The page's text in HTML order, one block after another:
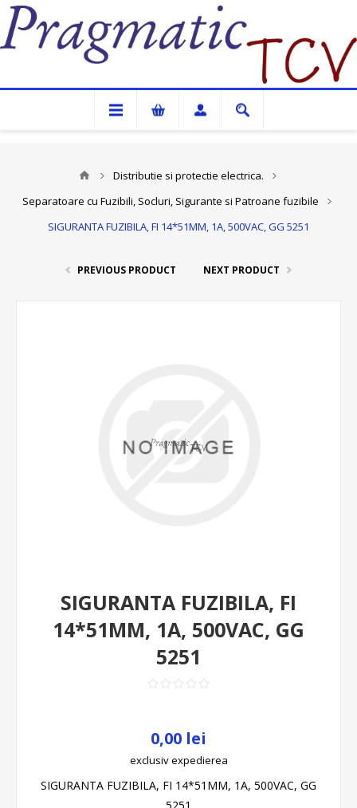
Pragmatic TCV
Distributie si protectie electrica.
Separatoare cu Fuzibili, Socluri, Sigurante si Patroane fuzibile
SIGURANTA FUZIBILA, FI 14*51MM, 1A, 500VAC, GG 5251
PREVIOUS PRODUCT NEXT PRODUCT
SIGURANTA FUZIBILA, FI
14*51MM, 1A, 500VAC, GG
5251
0,00 lei
exclusivexpedierea
SIGURANTA FUZIBILA, FI 14*51MM, 1A, 500VAC, GG